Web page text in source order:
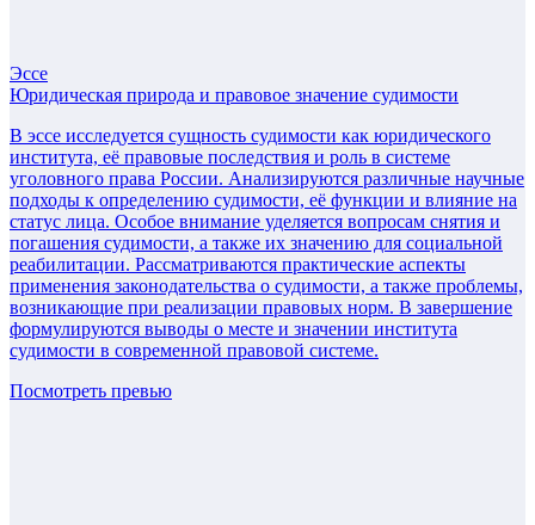
Эссе
Юридическая природа и правовое значение судимости
В эссе исследуется сущность судимости как юридического
института, её правовые последствия и роль в системе
уголовного права России. Анализируются различные научные
подходы к определению судимости, её функции и влияние на
статус лица. Особое внимание уделяется вопросам снятия и
погашения судимости, а также их значению для социальной
реабилитации. Рассматриваются практические аспекты
применения законодательства о судимости, а также проблемы,
возникающие при реализации правовых норм. В завершение
формулируются выводы о месте и значении института
судимости в современной правовой системе.
Посмотреть превью